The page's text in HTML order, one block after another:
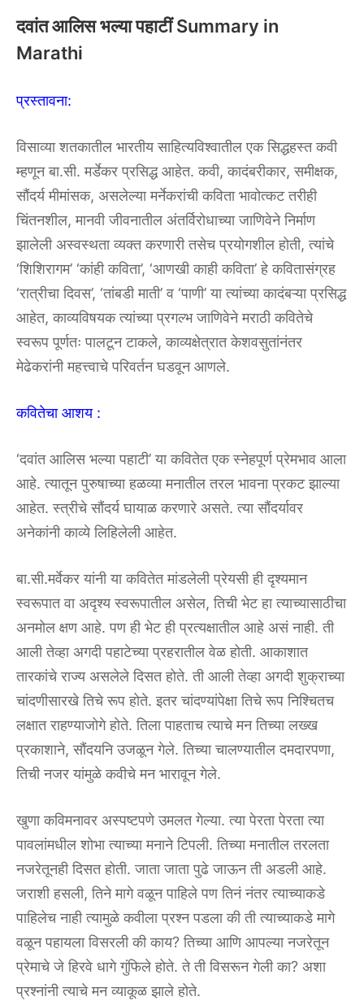
दवांत आलिस भल्या पहाटीं Summary in
Marathi
प्रस्तावना:
विसाव्या शतकातील भारतीय साहित्यविश्वातील एक सिद्धहस्त कवी
म्हणून बा.सी. मर्डेकर प्रसिद्ध आहेत. कवी, कादंबरीकार, समीक्षक,
सौंदर्य मीमांसक, असलेल्या मर्नेकरांची कविता भावोत्कट तरीही
चिंतनशील, मानवी जीवनातील अंतर्विरोधाच्या जाणिवेने निर्माण
झालेली अस्वस्थता व्यक्त करणारी तसेच प्रयोगशील होती, त्यांचे
‘शिशिरागम’ ‘कांही कविता’, ‘आणखी काही कविता’ हे कवितासंग्रह
‘रात्रीचा दिवस’, ‘तांबडी माती’ व ‘पाणी’ या त्यांच्या कादंबऱ्या प्रसिद्ध
आहेत, काव्यविषयक त्यांच्या प्रगल्भ जाणिवेने मराठी कवितेचे
स्वरूप पूर्णतः पालटून टाकले, काव्यक्षेत्रात केशवसुतांनंतर
मेढेकरांनी महत्त्वाचे परिवर्तन घडवून आणले.
कवितेचा आशय :
‘दवांत आलिस भल्या पहाटी’ या कवितेत एक स्नेहपूर्ण प्रेमभाव आला
आहे. त्यातून पुरुषाच्या हळव्या मनातील तरल भावना प्रकट झाल्या
आहेत. स्त्रीचे सौंदर्य घायाळ करणारे असते. त्या सौंदर्यावर
अनेकांनी काव्ये लिहिलेली आहेत.
बा.सी.मर्वेकर यांनी या कवितेत मांडलेली प्रेयसी ही दृश्यमान
स्वरूपात वा अदृश्य स्वरूपातील असेल, तिची भेट हा त्याच्यासाठीचा
अनमोल क्षण आहे. पण ही भेट ही प्रत्यक्षातील आहे असं नाही. ती
आली तेव्हा अगदी पहाटेच्या प्रहरातील वेळ होती. आकाशात
तारकांचे राज्य असलेले दिसत होते. ती आली तेव्हा अगदी शुक्राच्या
चांदणीसारखे तिचे रूप होते. इतर चांदण्यांपेक्षा तिचे रूप निश्चितच
लक्षात राहण्याजोगे होते. तिला पाहताच त्याचे मन तिच्या लख्ख
प्रकाशाने, सौंदयनि उजळून गेले. तिच्या चालण्यातील दमदारपणा,
तिची नजर यांमुळे कवीचे मन भारावून गेले.
खुणा कविमनावर अस्पष्टपणे उमलत गेल्या. त्या पेरता पेरता त्या
पावलांमधील शोभा त्याच्या मनाने टिपली. तिच्या मनातील तरलता
नजरेतूनही दिसत होती. जाता जाता पुढे जाऊन ती अडली आहे.
जराशी हसली, तिने मागे वळून पाहिले पण तिनं नंतर त्याच्याकडे
पाहिलेच नाही त्यामुळे कवीला प्रश्न पडला की ती त्याच्याकडे मागे
वळून पहायला विसरली की काय? तिच्या आणि आपल्या नजरेतून
प्रेमाचे जे हिरवे धागे गुंफिले होते. ते ती विसरून गेली का? अशा
प्रश्नांनी त्याचे मन व्याकूळ झाले होते.